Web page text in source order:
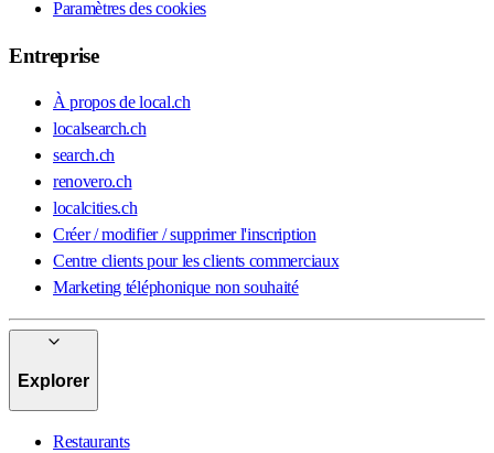
Paramètres des cookies
Entreprise
À propos de local.ch
localsearch.ch
search.ch
renovero.ch
localcities.ch
Créer / modifier / supprimer l'inscription
Centre clients pour les clients commerciaux
Marketing téléphonique non souhaité
Explorer
Restaurants